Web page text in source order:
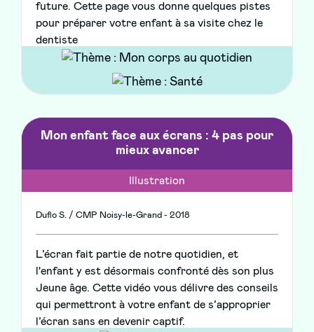
future. Cette page vous donne quelques pistes
pour préparer votre enfant à sa visite chez le
dentiste
Mon enfant face aux écrans : 4 pas pour
mieux avancer
Illustration
Duflo S. / CMP Noisy-le-Grand - 2018
L’écran fait partie de notre quotidien, et
l'enfant y est désormais confronté dès son plus
Jeune âge. Cette vidéo vous délivre des conseils
qui permettront à votre enfant de s’approprier
l’écran sans en devenir captif.